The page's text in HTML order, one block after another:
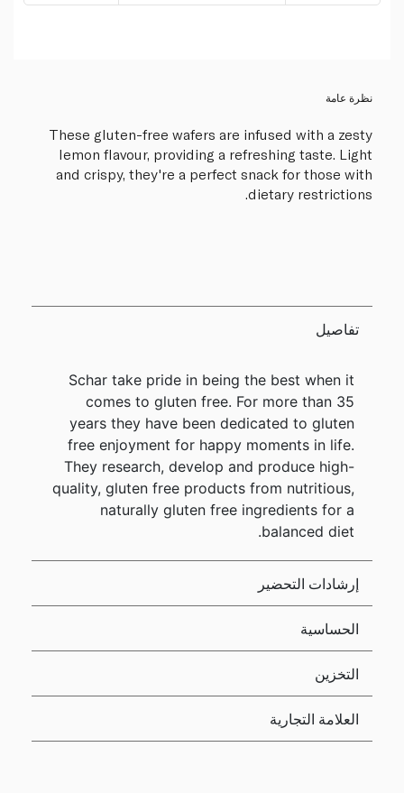
نظرة عامة
These gluten-free wafers are infused with a zesty
lemon flavour, providing a refreshing taste. Light
and crispy, they're a perfect snack for those with
dietary restrictions.
تفاصيل
Schar take pride in being the best when it
comes to gluten free. For more than 35
years they have been dedicated to gluten
free enjoyment for happy moments in life.
They research, develop and produce high-
quality, gluten free products from nutritious,
naturally gluten free ingredients for a
balanced diet.
إرشادات التحضير
الحساسية
التخزين
العلامة التجارية